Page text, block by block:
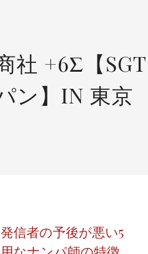
社 +6Σ【SGT
ン】IN 東京
信者の予後が悪い5